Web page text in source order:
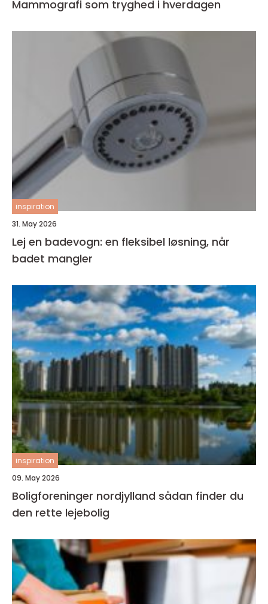
Mammografi som tryghed i hverdagen
inspiration
31. May 2026
Lej en badevogn: en fleksibel løsning, når
badet mangler
inspiration
09. May 2026
Boligforeninger nordjylland sådan finder du
den rette lejebolig